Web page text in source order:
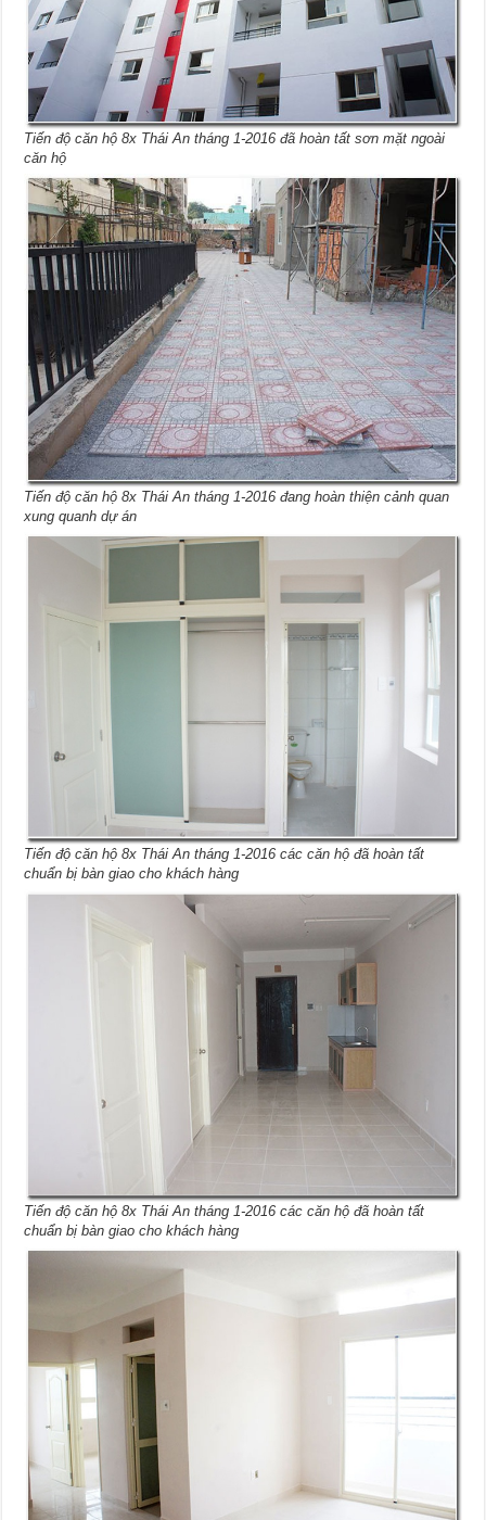
Tiến độ căn hộ 8x Thái An tháng 1-2016 đã hoàn tất sơn mặt ngoài
căn hộ
Tiến độ căn hộ 8x Thái An tháng 1-2016 đang hoàn thiện cảnh quan
xung quanh dự án
Tiến độ căn hộ 8x Thái An tháng 1-2016 các căn hộ đã hoàn tất
chuẩn bị bàn giao cho khách hàng
Tiến độ căn hộ 8x Thái An tháng 1-2016 các căn hộ đã hoàn tất
chuẩn bị bàn giao cho khách hàng